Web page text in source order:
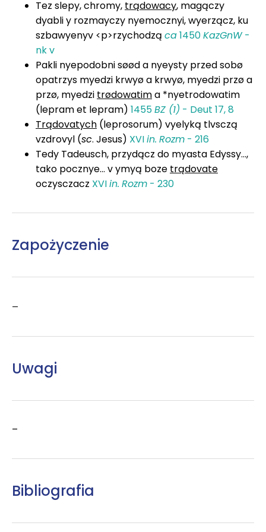
Tez slepy, chromy, trądowacy, magączy
dyabli y rozmayczy nyemocznyi, wyerzącz, ku
szbawyenyv <p>rzychodzą ca1450KazGnW-
nk v
Pakli nyepodobni søød a nyeysty przed sobø
opatrzys myedzi krwyø a krwyø, myedzi przø a
przø, myedzi trødowatima *nyetrodowatim
(lepram et lepram) 1455BZ (1) - Deut 17, 8
Trądovatych (leprosorum) vyelyką tlvsczą
vzdrovyl (sc. Jesus) XVIin. Rozm - 216
Tedy Tadeusch, przydącz do myasta Edyssy...,
tako pocznye... v ymyą boze trądovate
oczysczacz XVIin. Rozm - 230
Zapożyczenie
–
Uwagi
–
Bibliografia